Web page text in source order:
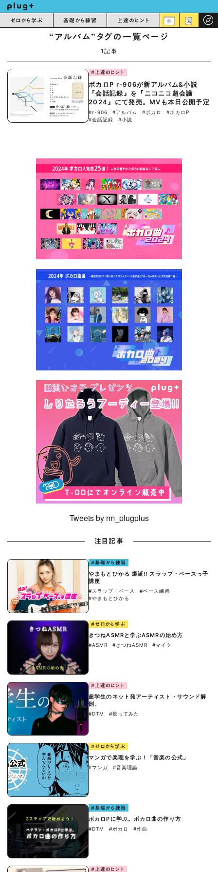
ゼロから学ぶ 基礎から練習 上達のヒント
“アルバム”タグの一覧ページ
1記事
#上達のヒント
ボカロP r-906が新アルバム&小説
『会話記録』を『ニコニコ超会議
2024』にて発売。MVも本日公開予定
#r-906 #アルバム #ボカロ
#ボカロP
#会話記録
#小説
Tweets by rm_plugplus
注目記事
#基礎から練習
やまもとひかる 爆誕!! スラップ・ベースっ子
講座
#スラップ・ベース
#ベース練習
#やまもとひかる
#ゼロから学ぶ
きつねASMRと学ぶASMRの始め方
#ASMR #きつねASMR #マイク
#上達のヒント
超学生のネット発アーティスト・サウンド解
剖。
#DTM #歌ってみた
#ゼロから学ぶ
マンガで楽理を学ぶ！「音楽の公式」
#マンガ #音楽理論
#基礎から練習
ボカロPに学ぶ。ボカロ曲の作り方
#DTM #ボカロ #作曲
#上達のヒント